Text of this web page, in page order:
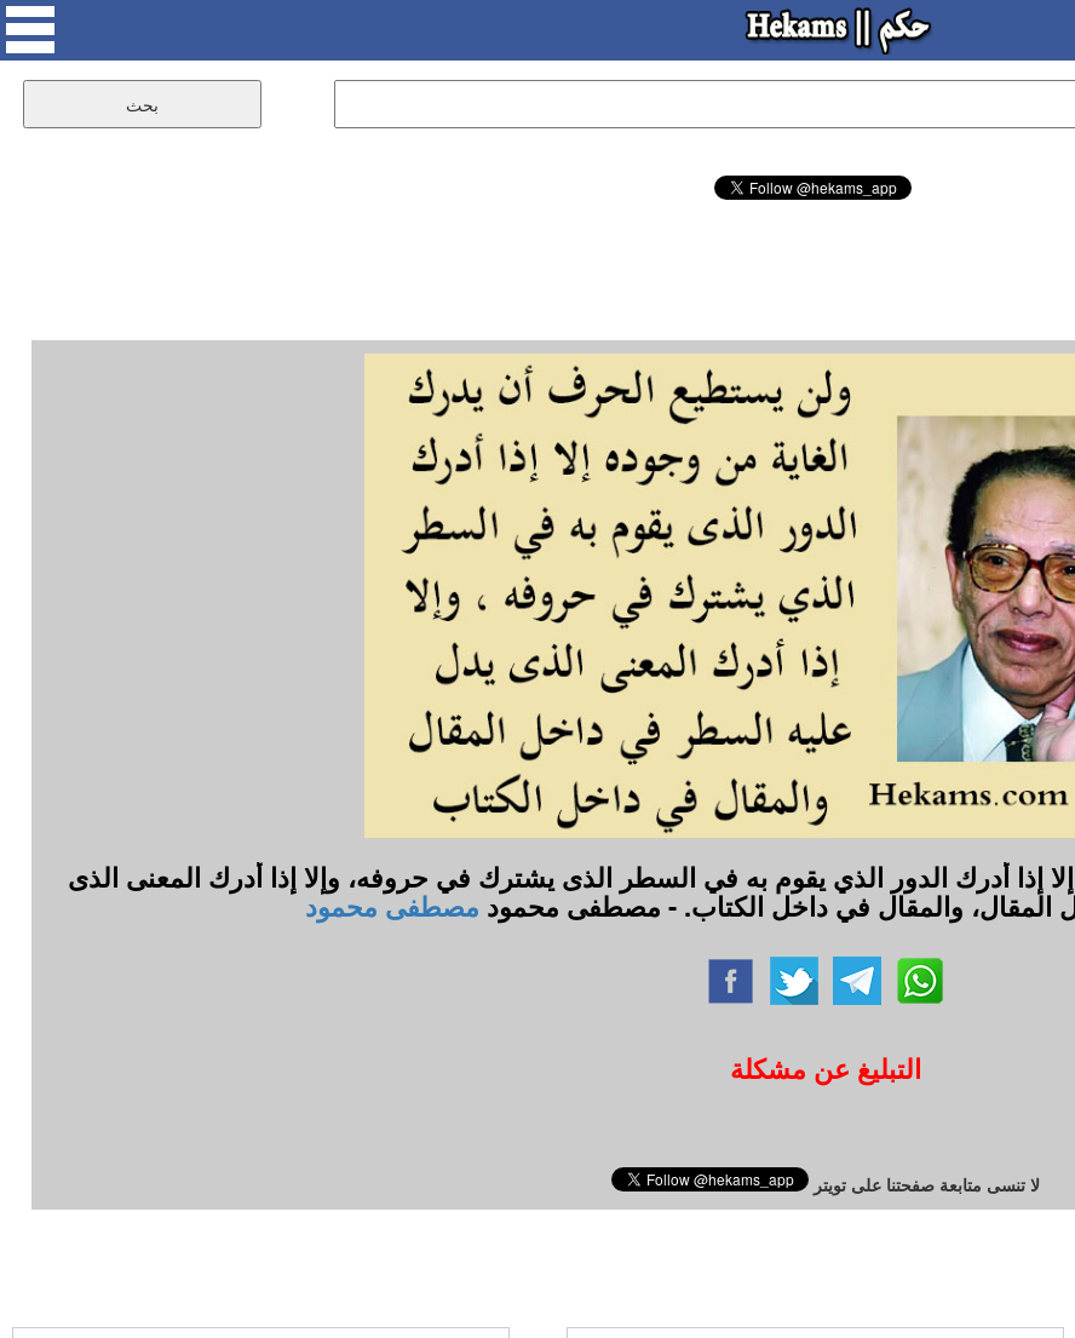
إذا أدرك الدور الذي يقوم به في السطر الذى يشترك في حروفه، وإلا إذا أدرك المعنى الذى
المقال، والمقال في داخل الكتاب. - مصطفى محمود مصطفى محمود
التبليغ عن مشكلة
لا تنسى متابعة صفحتنا على تويتر